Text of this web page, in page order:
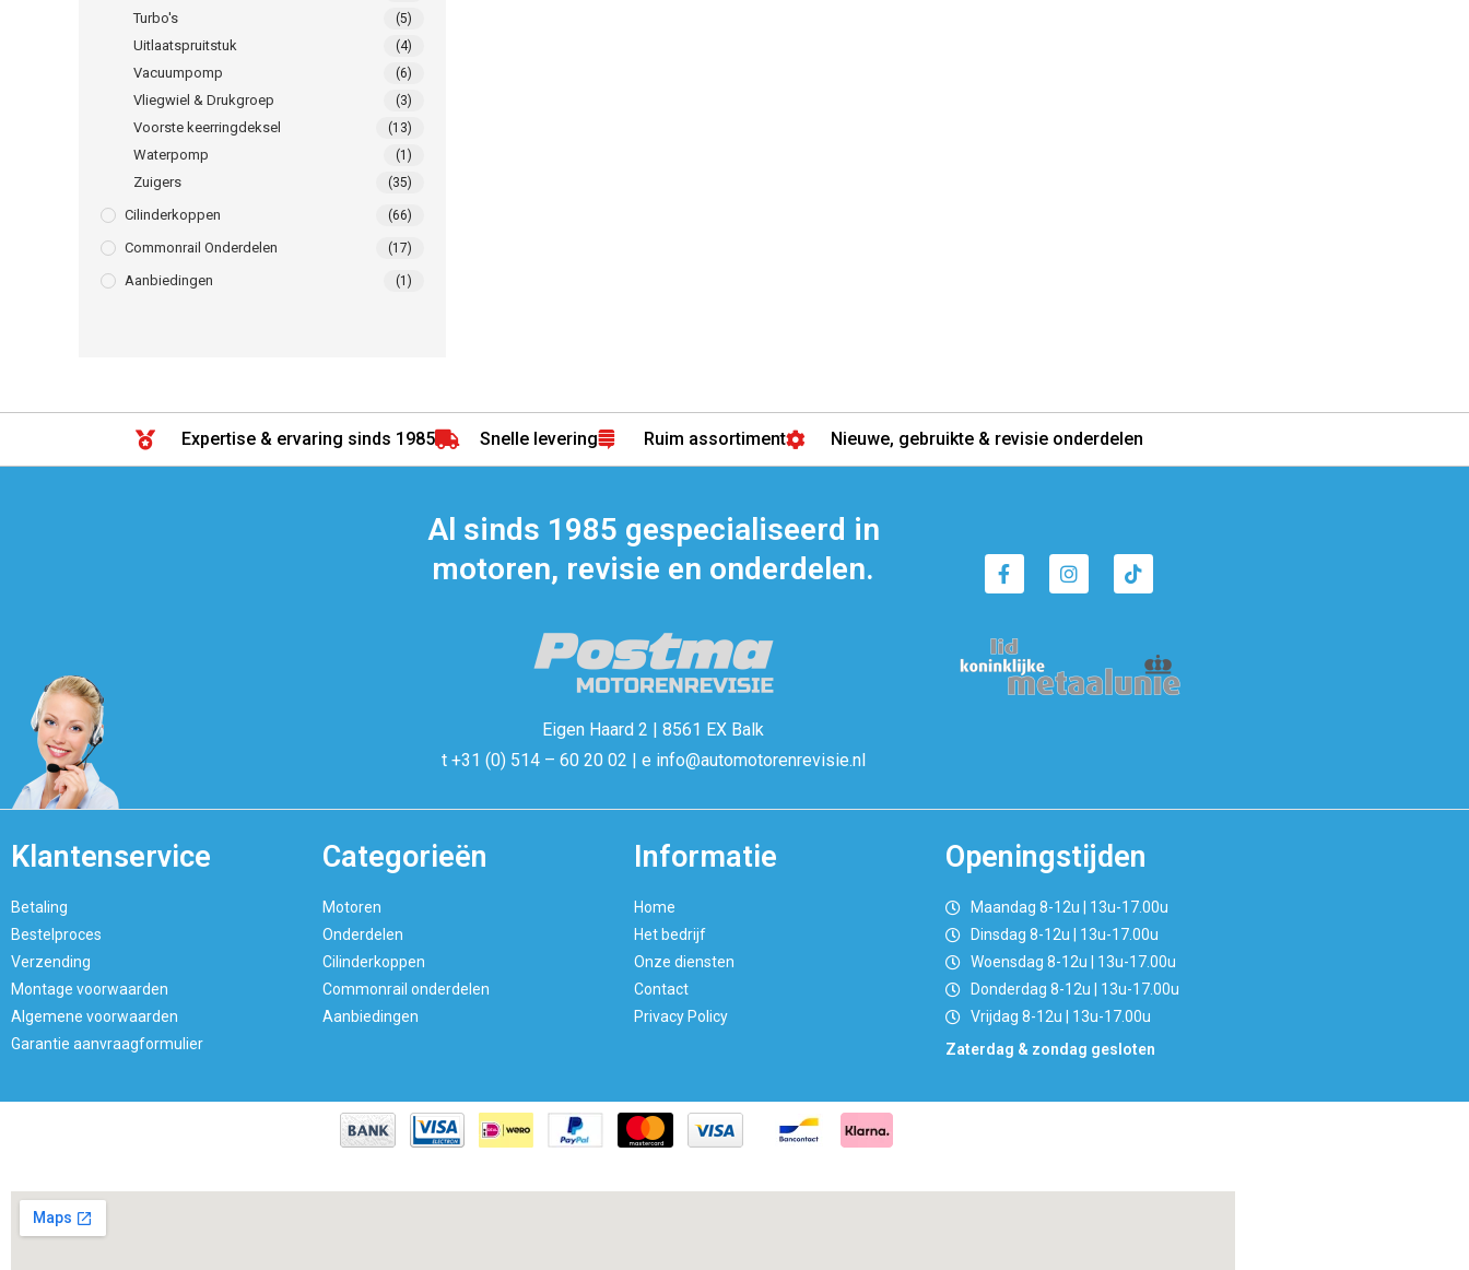
Turbo's (5)
Uitlaatspruitstuk (4)
Vacuumpomp (6)
Vliegwiel & Drukgroep (3)
Voorste keerringdeksel (13)
Waterpomp (1)
Zuigers (35)
Cilinderkoppen (66)
Commonrail Onderdelen (17)
Aanbiedingen (1)
Expertise & ervaring sinds 1985 Snelle levering Ruim assortiment Nieuwe, gebruikte & revisie onderdelen
Al sinds 1985 gespecialiseerd in
motoren, revisie en onderdelen.
Eigen Haard 2 | 8561 EX Balk
t +31 (0) 514 – 60 20 02 | e info@automotorenrevisie.nl
Klantenservice
Betaling
Bestelproces
Verzending
Montage voorwaarden
Algemene voorwaarden
Garantie aanvraagformulier
Categorieën
Motoren
Onderdelen
Cilinderkoppen
Commonrail onderdelen
Aanbiedingen
Informatie
Home
Het bedrijf
Onze diensten
Contact
Privacy Policy
Openingstijden
Maandag 8-12u | 13u-17.00u
Dinsdag 8-12u | 13u-17.00u
Woensdag 8-12u | 13u-17.00u
Donderdag 8-12u | 13u-17.00u
Vrijdag 8-12u | 13u-17.00u
Zaterdag & zondag gesloten